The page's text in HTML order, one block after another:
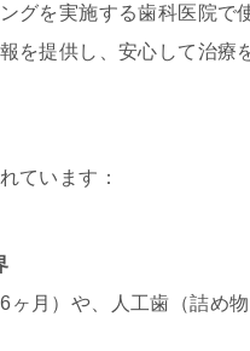
グを実施する歯科医院で
を提供し、安心して治療
ています：
月）や、人工歯（詰め